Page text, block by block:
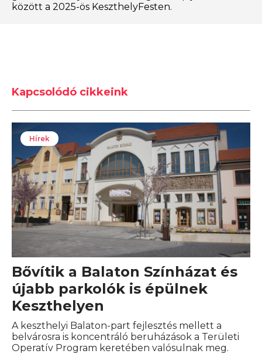
között a 2025-ös KeszthelyFesten.
Kapcsolódó cikkeink
Hírek
Bővítik a Balaton Színházat és
újabb parkolók is épülnek
Keszthelyen
A keszthelyi Balaton-part fejlesztés mellett a
belvárosra is koncentráló beruházások a Területi
Operatív Program keretében valósulnak meg.